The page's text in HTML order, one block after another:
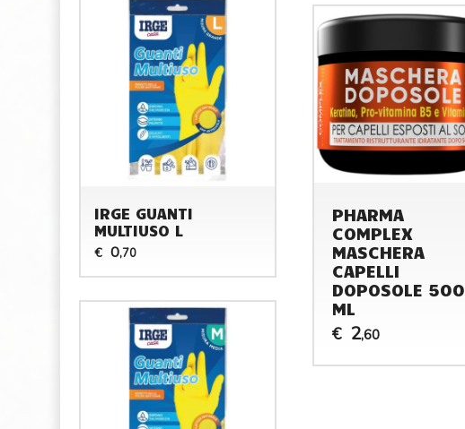
PHARMA
COMPLEX
MASCHERA
CAPELLI
DOPOSOLE 500
ML
€ 2,60
IRGE GUANTI
MULTIUSO L
€ 0,70